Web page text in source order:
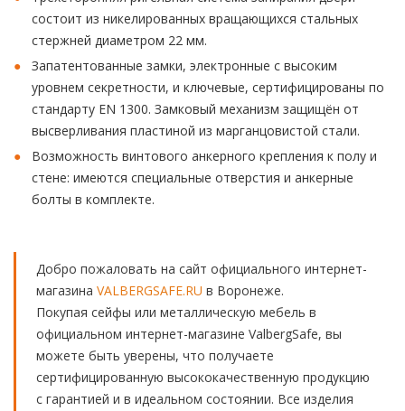
состоит из никелированных вращающихся стальных
стержней диаметром 22 мм.
Запатентованные замки, электронные с высоким
уровнем секретности, и ключевые, сертифицированы по
стандарту EN 1300. Замковый механизм защищён от
высверливания пластиной из марганцовистой стали.
Возможность винтового анкерного крепления к полу и
стене: имеются специальные отверстия и анкерные
болты в комплекте.
Добро пожаловать на сайт официального интернет-
магазина VALBERGSAFE.RU в Воронеже.
Покупая сейфы или металлическую мебель в
официальном интернет-магазине ValbergSafe, вы
можете быть уверены, что получаете
сертифицированную высококачественную продукцию
с гарантией и в идеальном состоянии. Все изделия